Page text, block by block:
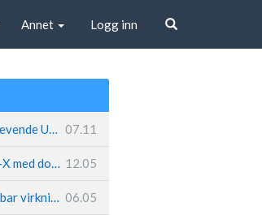
Annet Logg inn
Fremtiden sikret for Norges lengstlevende UCI-lag – Kristoff trer inn i sentral rolle 07.11
Løland triumferte i Hønefoss – Uno-X med dobbeltslag på hjemmebane 12.05
Caleb Ewan legger opp med umiddelbar virkning 06.05